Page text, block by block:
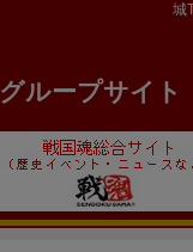
城
グループサイト